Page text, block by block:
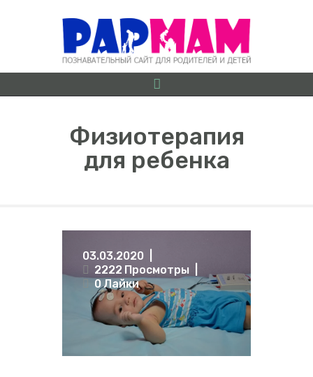
Физиотерапия
для ребенка
О ПРОЕКТЕ
ГРУДНИЧКИ
ДОШКОЛЯТА
ШКОЛЬНИКИ
ИГРЫ
ЛАЙФХАКИ
ВИДЕО
03.03.2020
2222 Просмотры
0Лайки